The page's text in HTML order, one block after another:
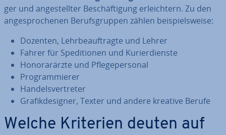
ger und an­ge­stell­ter Be­schäf­ti­gung er­leich­tern. Zu den
an­ge­spro­che­nen Be­rufs­grup­pen zählen bei­spiels­wei­se:
Dozenten, Lehr­be­auf­trag­te und Lehrer
Fahrer für Spe­di­tio­nen und Ku­rier­diens­te
Ho­no­rar­ärz­te und Pfle­ge­per­so­nal
Pro­gram­mie­rer
Han­dels­ver­tre­ter
Gra­fik­de­si­gner, Texter und andere kreative Berufe
Welche Kriterien deuten auf